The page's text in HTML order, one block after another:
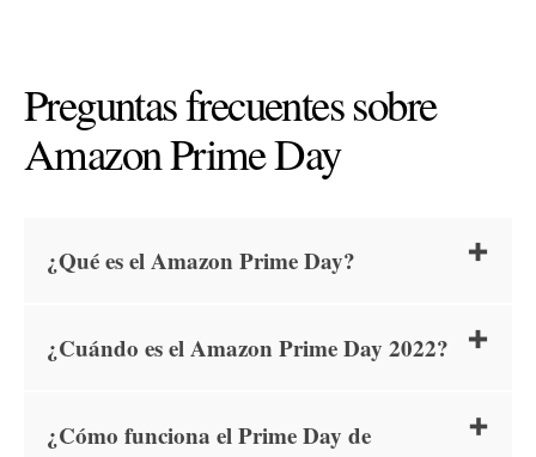
Preguntas frecuentes sobre
Amazon Prime Day
¿Qué es el Amazon Prime Day?
¿Cuándo es el Amazon Prime Day 2022?
¿Cómo funciona el Prime Day de